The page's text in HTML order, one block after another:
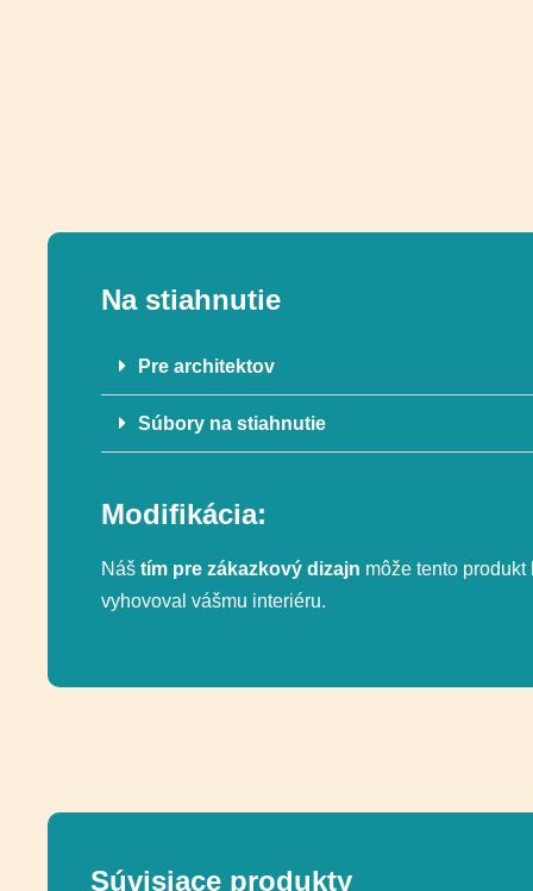
Na stiahnutie
Pre architektov
Súbory na stiahnutie
Modifikácia:
Náš tím pre zákazkový dizajn môže tento
vyhovoval vášmu interiéru.
Súvisiace produkty